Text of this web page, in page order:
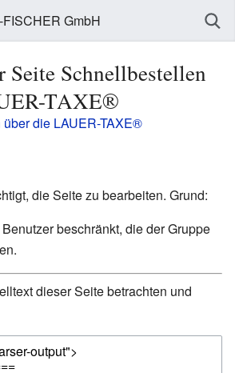
GmbH
Seite Schnellbestellen
TAXE®
die LAUER-TAXE®
die Seite zu bearbeiten. Grund:
beschränkt, die der Gruppe
dieser Seite betrachten und